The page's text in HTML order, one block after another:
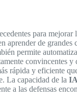
para
aprender de grandes
permite
convincentes y
rápida y eficiente
La capacidad de la IA
a las defensas